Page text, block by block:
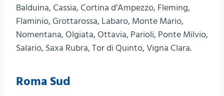
Balduina, Cassia, Cortina d’Ampezzo, Fleming,
Flaminio, Grottarossa, Labaro, Monte Mario,
Nomentana, Olgiata, Ottavia, Parioli, Ponte Milvio,
Salario, Saxa Rubra, Tor di Quinto, Vigna Clara.
Roma Sud